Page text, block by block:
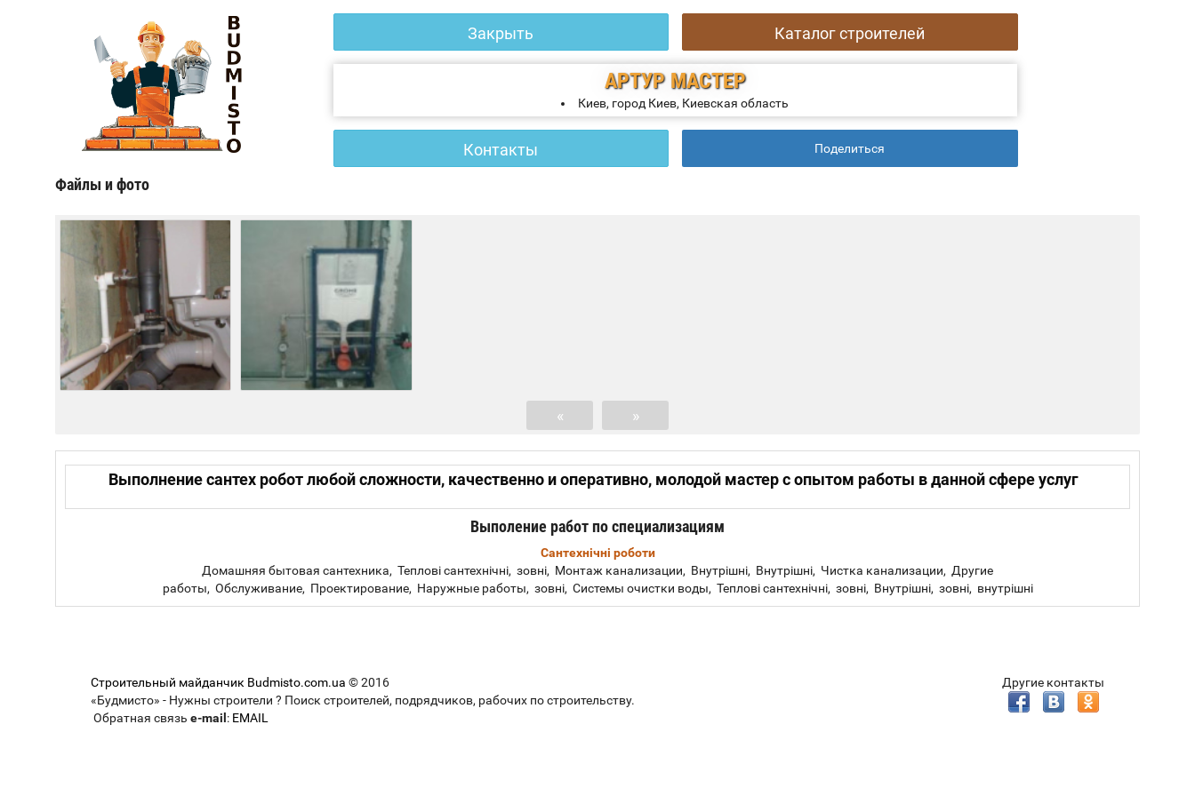
Закрыть Каталог строителей
АРТУР МАСТЕР
Киев, город Киев, Киевская область
Контакты Поделиться
Файлы и фото
« »
Выполнение сантех робот любой сложности, качественно и оперативно, молодой мастер с опытом работы в данной сфере услуг
Выполение работ по специализациям
Сантехнічні роботи
Домашняя бытовая сантехника, Теплові сантехнічні, зовні, Монтаж канализации, Внутрішні, Внутрішні, Чистка канализации, Другие
работы, Обслуживание, Проектирование, Наружные работы, зовні, Системы очистки воды, Теплові сантехнічні, зовні, Внутрішні, зовні, внутрішні
Строительный майданчик Budmisto.com.ua © 2016
«Будмисто» - Нужны строители ? Поиск строителей, подрядчиков, рабочих по строительству.
Обратная связь e-mail : EMAIL
Другие контакты